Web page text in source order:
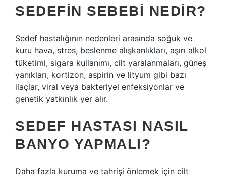
SEDEFIN SEBEBI NEDIR?
Sedef hastalığının nedenleri arasında soğuk ve
kuru hava, stres, beslenme alışkanlıkları, aşırı alkol
tüketimi, sigara kullanımı, cilt yaralanmaları, güneş
yanıkları, kortizon, aspirin ve lityum gibi bazı
ilaçlar, viral veya bakteriyel enfeksiyonlar ve
genetik yatkınlık yer alır.
SEDEF HASTASI NASIL
BANYO YAPMALI?
Daha fazla kuruma ve tahrişi önlemek için cilt